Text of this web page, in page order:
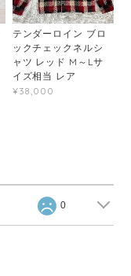
テンダーロイン ブロ
ックチェックネルシ
ャツ レッド M～Lサ
イズ相当 レア
¥38,000
0